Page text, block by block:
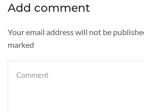
Add comment
Your email address will not be
marked